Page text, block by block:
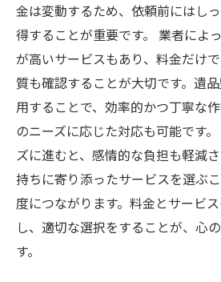
金は変動するため、依頼前にはし
得することが重要です。 業者によ
が高いサービスもあり、料金だけ
質も確認することが大切です。遺
用することで、効率的かつ丁寧な
のニーズに応じた対応も可能です
ズに進むと、感情的な負担も軽減
持ちに寄り添ったサービスを選ぶ
度につながります。料金とサービ
し、適切な選択をすることが、心
す。